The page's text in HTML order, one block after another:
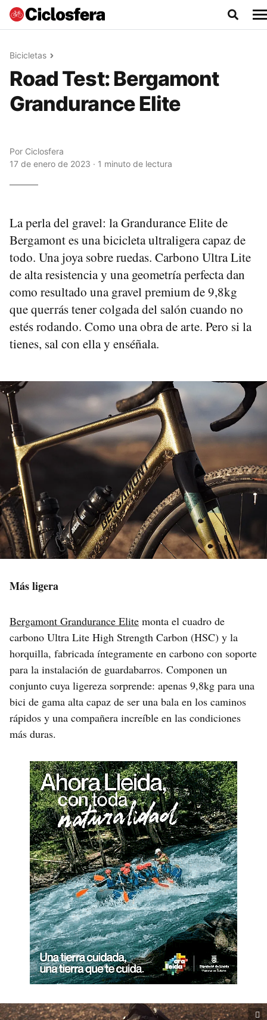
Bicicletas
Road Test: Bergamont
Grandurance Elite
Por Ciclosfera
17 de enero de 2023 · 1 minuto de lectura
La perla del gravel: la Grandurance Elite de
Bergamont es una bicicleta ultraligera capaz de
todo. Una joya sobre ruedas. Carbono Ultra Lite
de alta resistencia y una geometría perfecta dan
como resultado una gravel premium de 9,8kg
que querrás tener colgada del salón cuando no
estés rodando. Como una obra de arte. Pero si la
tienes, sal con ella y enséñala.
Más ligera
Bergamont Grandurance Elite monta el cuadro de
carbono Ultra Lite High Strength Carbon (HSC) y la
horquilla, fabricada íntegramente en carbono con soporte
para la instalación de guardabarros. Componen un
conjunto cuya ligereza sorprende: apenas 9,8kg para una
bici de gama alta capaz de ser una bala en los caminos
rápidos y una compañera increíble en las condiciones
más duras.